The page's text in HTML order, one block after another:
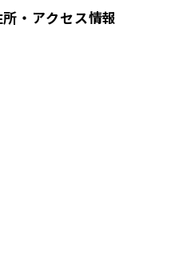
・アクセス情報